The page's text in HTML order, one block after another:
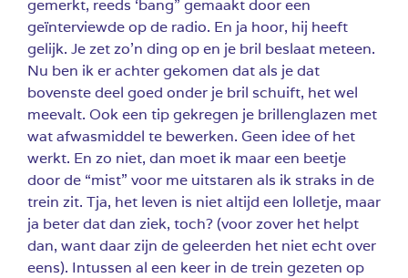
gemerkt, reeds ‘bang” gemaakt door een
geïnterviewde op de radio. En ja hoor, hij heeft
gelijk. Je zet zo’n ding op en je bril beslaat meteen.
Nu ben ik er achter gekomen dat als je dat
bovenste deel goed onder je bril schuift, het wel
meevalt. Ook een tip gekregen je brillenglazen met
wat afwasmiddel te bewerken. Geen idee of het
werkt. En zo niet, dan moet ik maar een beetje
door de “mist” voor me uitstaren als ik straks in de
trein zit. Tja, het leven is niet altijd een lolletje, maar
ja beter dat dan ziek, toch? (voor zover het helpt
dan, want daar zijn de geleerden het niet echt over
eens). Intussen al een keer in de trein gezeten op